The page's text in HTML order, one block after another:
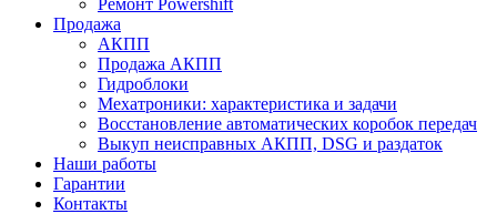
Ремонт Powershift
Продажа
АКПП
Продажа АКПП
Гидроблоки
Мехатроники: характеристика и задачи
Восстановление автоматических коробок передач
Выкуп неисправных АКПП, DSG и раздаток
Наши работы
Гарантии
Контакты